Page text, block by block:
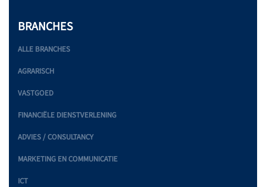
BRANCHES
ALLE BRANCHES
AGRARISCH
VASTGOED
FINANCIËLE DIENSTVERLENING
ADVIES / CONSULTANCY
MARKETING EN COMMUNICATIE
ICT